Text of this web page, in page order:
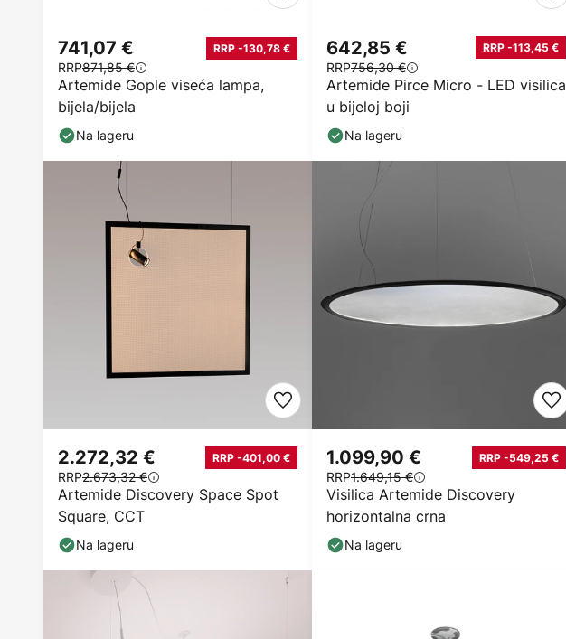
Artemide Gople viseća lampa,
bijela/bijela
741,07 € RRP -130,78 €
RRP871,85 €
Na lageru
Artemide Pirce Micro - LED visilica
u bijeloj boji
642,85 € RRP -113,45 €
RRP756,30 €
Na lageru
Artemide Discovery Space Spot
Square, CCT
2.272,32 € RRP -401,00 €
RRP2.673,32 €
Na lageru
Visilica Artemide Discovery
horizontalna crna
1.099,90 € RRP -549,25 €
RRP1.649,15 €
Na lageru